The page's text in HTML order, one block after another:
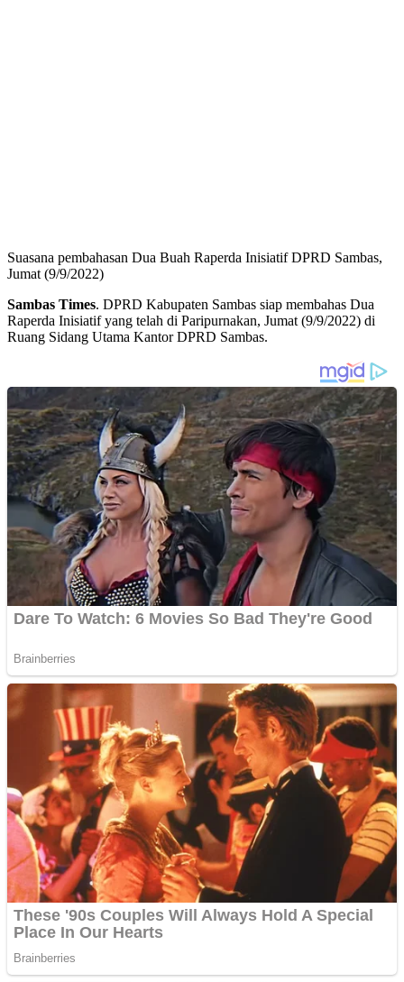
Suasana pembahasan Dua Buah Raperda Inisiatif DPRD Sambas,
Jumat (9/9/2022)
Sambas Times. DPRD Kabupaten Sambas siap membahas Dua
Raperda Inisiatif yang telah di Paripurnakan, Jumat (9/9/2022) di
Ruang Sidang Utama Kantor DPRD Sambas.